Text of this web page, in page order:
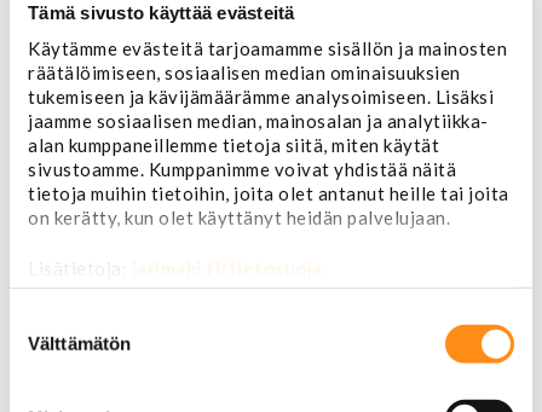
Tämä sivusto käyttää evästeitä
Käytämme evästeitä tarjoamamme sisällön ja mainosten
räätälöimiseen, sosiaalisen median ominaisuuksien
tukemiseen ja kävijämäärämme analysoimiseen. Lisäksi
jaamme sosiaalisen median, mainosalan ja analytiikka-
alan kumppaneillemme tietoja siitä, miten käytät
sivustoamme. Kumppanimme voivat yhdistää näitä
tietoja muihin tietoihin, joita olet antanut heille tai joita
on kerätty, kun olet käyttänyt heidän palvelujaan.
Lisätietoja: jarimaki.fi/tietosuoja
valinta
Välttämätön
Vyö - Pontiac
32,00 €
Vyö - Pontiac logot
32,00 €